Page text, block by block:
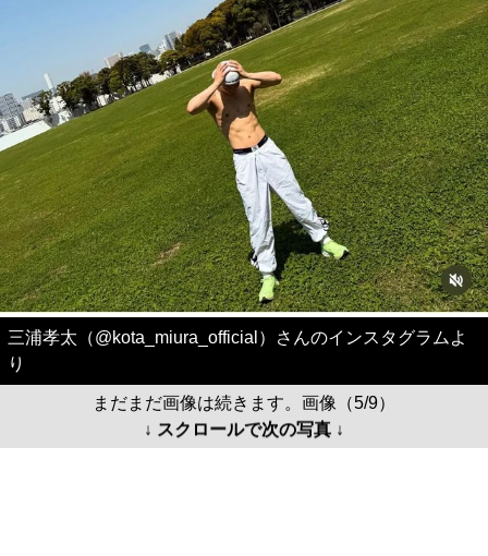
三浦孝太（@kota_miura_official）さんのインスタグラムよ
り
まだまだ画像は続きます。画像（5/9）
↓ スクロールで次の写真 ↓